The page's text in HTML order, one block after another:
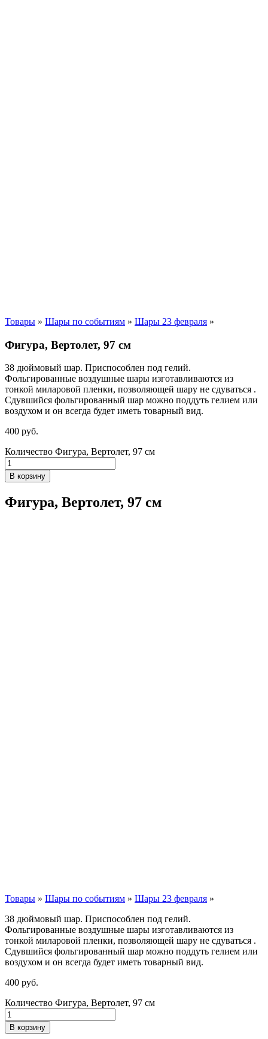
Товары » Шары по событиям » Шары 23 февраля »
Фигура, Вертолет, 97 см
38 дюймовый шар. Приспособлен под гелий.
Фольгированные воздушные шары изготавливаются из
тонкой миларовой пленки, позволяющей шару не сдуваться .
Сдувшийся фольгированный шар можно поддуть гелием или
воздухом и он всегда будет иметь товарный вид.
400 руб.
Количество Фигура, Вертолет, 97 см
В корзину
Фигура, Вертолет, 97 см
Товары » Шары по событиям » Шары 23 февраля »
38 дюймовый шар. Приспособлен под гелий.
Фольгированные воздушные шары изготавливаются из
тонкой миларовой пленки, позволяющей шару не сдуваться .
Сдувшийся фольгированный шар можно поддуть гелием или
воздухом и он всегда будет иметь товарный вид.
400 руб.
Количество Фигура, Вертолет, 97 см
В корзину